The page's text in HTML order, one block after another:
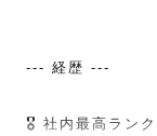
--- 経歴 ---
🎖 社内最高ラン